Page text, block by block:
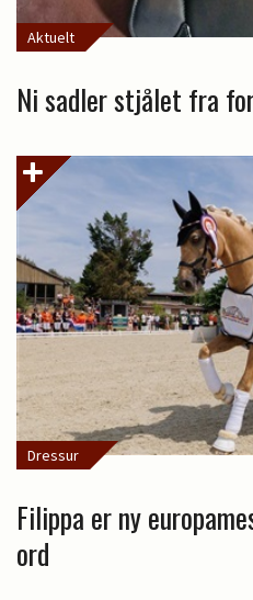
Aktuelt
Ni sadler stjålet fra
Dressur
Filippa er ny
ord